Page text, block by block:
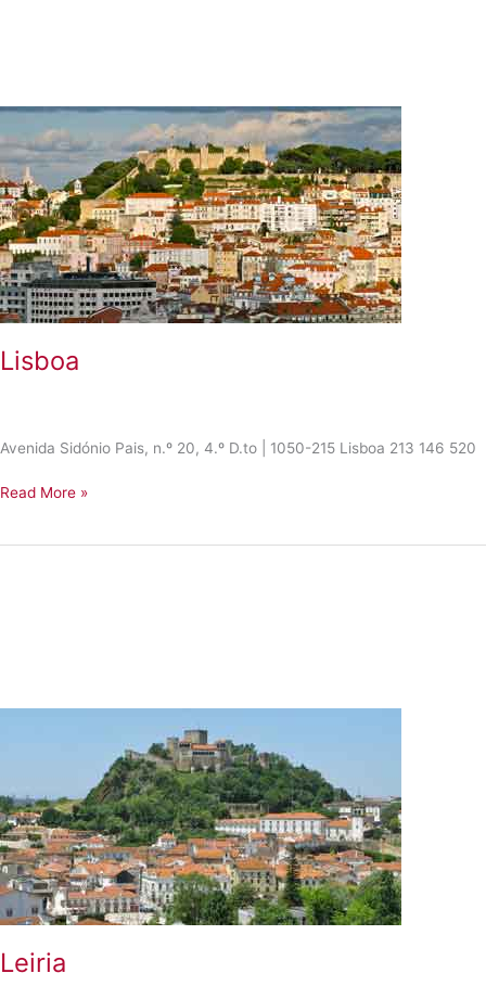
Lisboa
Avenida Sidónio Pais, n.º 20, 4.º D.to | 1050-215 Lisboa 213 146 520
Lisboa
Read More »
Leiria